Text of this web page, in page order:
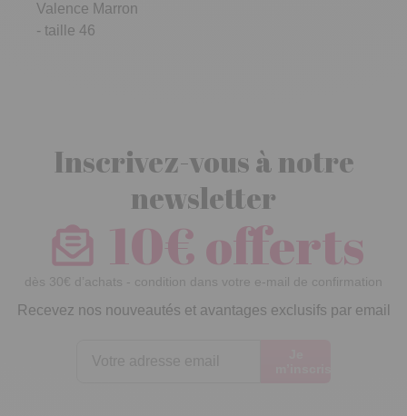
Valence Marron
- taille 46
Inscrivez-vous à notre
newsletter
10€ offerts
dès 30€ d’achats - condition dans votre e-mail de confirmation
Recevez nos nouveautés et avantages exclusifs par email